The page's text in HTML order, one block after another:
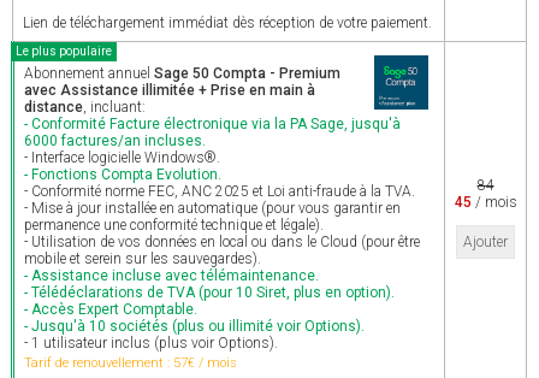
Lien de téléchargement immédiat dès réception de votre paiement.
Le plus populaire
Abonnement annuel Sage 50 Compta - Premium
avec Assistance illimitée + Prise en main à
distance, incluant:
- Conformité Facture électronique via la PA Sage, jusqu'à
6000 factures/an incluses.
- Interface logicielle Windows®.
- Fonctions Compta Evolution.
- Conformité norme FEC, ANC 2025 et Loi anti-fraude à la TVA.
- Mise à jour installée en automatique (pour vous garantir en
permanence une conformité technique et légale).
- Utilisation de vos données en local ou dans le Cloud (pour être
mobile et serein sur les sauvegardes).
- Assistance incluse avec télémaintenance.
- Télédéclarations de TVA (pour 10 Siret, plus en option).
- Accès Expert Comptable.
- Jusqu'à 10 sociétés (plus ou illimité voir Options).
- 1 utilisateur inclus (plus voir Options).
Tarif de renouvellement : 57€ / mois
84
45 / mois
Ajouter